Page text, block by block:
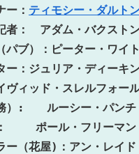
ー： ティモシー・ダルト
者：　アダム・バクスト
パブ）：ピーター・ワイト
ー：ジュリア・ディーキ
ヴィッド・スレルフォー
）:　　ルーシー・パンチ
　　 ポール・フリーマン
ー（花屋)：アン・レイド